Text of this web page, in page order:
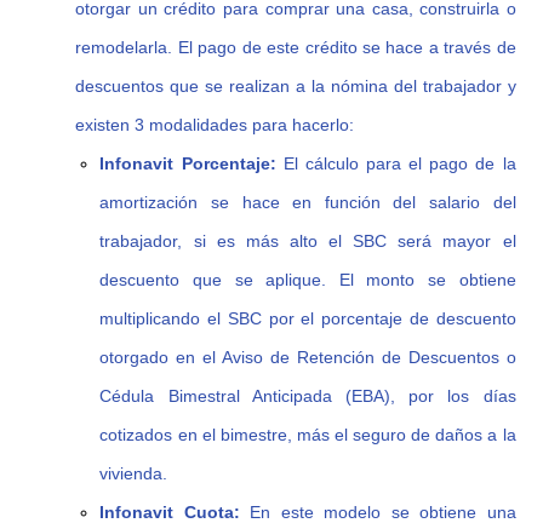
otorgar un crédito para comprar una casa, construirla o
remodelarla. El pago de este crédito se hace a través de
descuentos que se realizan a la nómina del trabajador y
existen 3 modalidades para hacerlo:
Infonavit Porcentaje: El cálculo para el pago de la
amortización se hace en función del salario del
trabajador, si es más alto el SBC será mayor el
descuento que se aplique. El monto se obtiene
multiplicando el SBC por el porcentaje de descuento
otorgado en el Aviso de Retención de Descuentos o
Cédula Bimestral Anticipada (EBA), por los días
cotizados en el bimestre, más el seguro de daños a la
vivienda.
Infonavit Cuota: En este modelo se obtiene una